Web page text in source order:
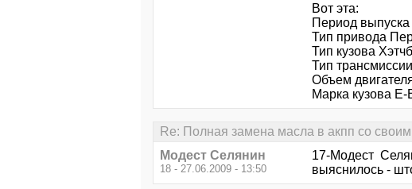
Вот эта:
Период
Тип привода
Тип кузова
Тип
Объем
Марка кузова E-
Re: Полная замена масла в акпп со
Модест Селянин
18 - 27.06.2009 - 13:50
17-Модест
выяснилось -